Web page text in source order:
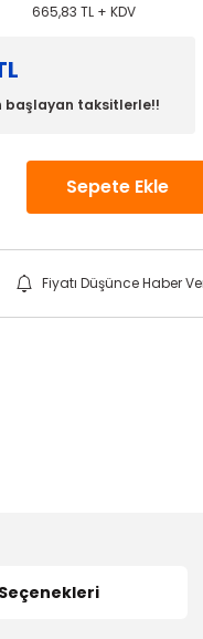
665,83 TL + KDV
başlayan taksitlerle!!
Sepete Ekle
Fiyatı Düşünce Haber